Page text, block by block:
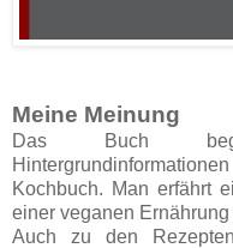
Meine Meinung
Das Buch
Kochbuch. Man erfährt
einer veganen
Auch zu den